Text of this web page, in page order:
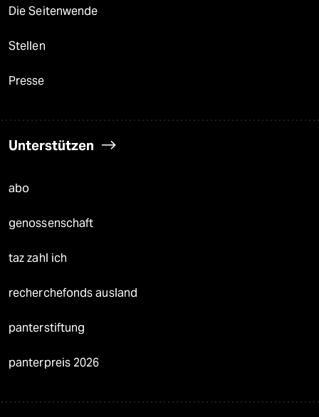
Die Seitenwende
Stellen
Presse
Unterstützen
abo
genossenschaft
taz zahl ich
recherchefonds ausland
panterstiftung
panterpreis 2026